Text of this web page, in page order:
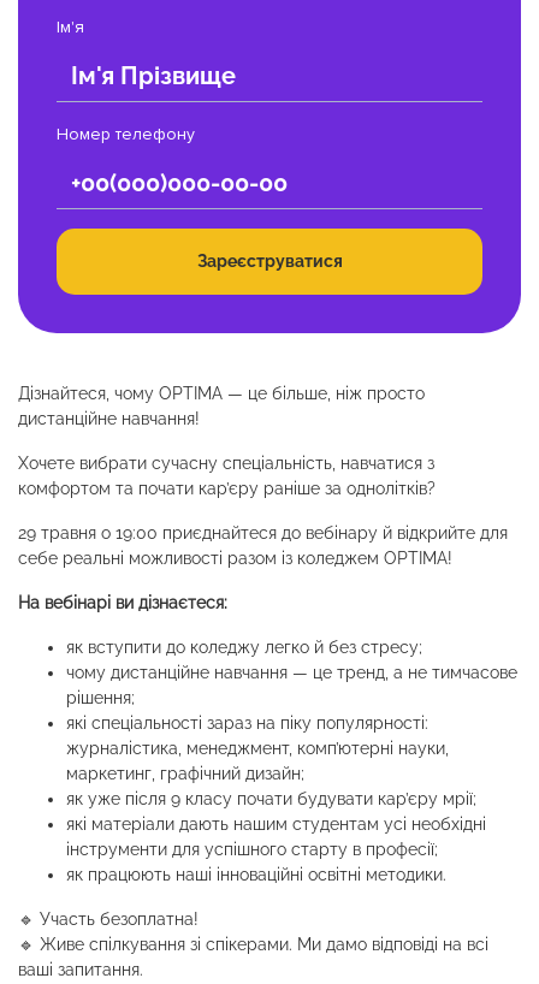
Ім'я
Номер телефону
Зареєструватися
Дізнайтеся, чому OPTIMA — це більше, ніж просто
дистанційне навчання!
Хочете вибрати сучасну спеціальність, навчатися з
комфортом та почати кар’єру раніше за однолітків?
29 травня о 19:00 приєднайтеся до вебінару й відкрийте для
себе реальні можливості разом із коледжем OPTIMA!
На вебінарі ви дізнаєтеся:
як вступити до коледжу легко й без стресу;
чому дистанційне навчання — це тренд, а не тимчасове
рішення;
які спеціальності зараз на піку популярності:
журналістика, менеджмент, комп’ютерні науки,
маркетинг, графічний дизайн;
як уже після 9 класу почати будувати кар’єру мрії;
які матеріали дають нашим студентам усі необхідні
інструменти для успішного старту в професії;
як працюють наші інноваційні освітні методики.
🔹 Участь безоплатна!
🔹 Живе спілкування зі спікерами. Ми дамо відповіді на всі
ваші запитання.